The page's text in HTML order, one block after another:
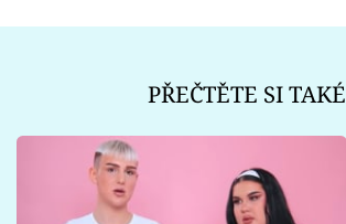
PŘEČTĚTE SI TAKÉ